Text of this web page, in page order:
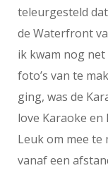
teleurgesteld
de Waterfront
ik kwam nog
foto’s van te
ging, was de
love Karaoke
Leuk om mee te
vanaf een